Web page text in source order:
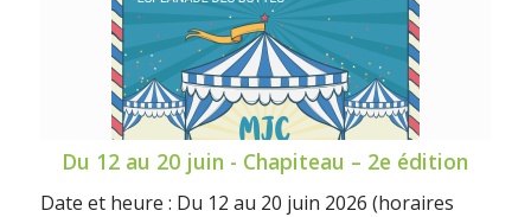
Du 12 au 20 juin - Chapiteau – 2e édition
Date et heure : Du 12 au 20 juin 2026 (horaires